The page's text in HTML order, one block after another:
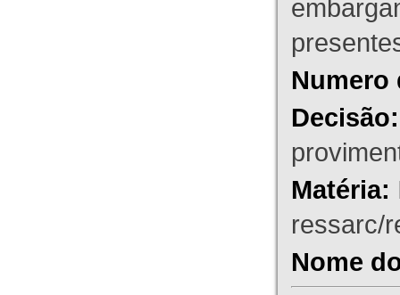
Numero
Decisão:
Matéria:
ressarc/
Nome